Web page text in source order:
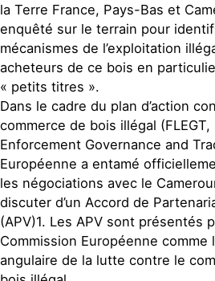
la Terre France, Pays-Bas et
enquêté sur le terrain pour
mécanismes de l’exploitation
acheteurs de ce bois en
« petits titres ».
Dans le cadre du plan d’action
commerce de bois illégal (FLEGT,
Enforcement Governance and
Européenne a entamé
les négociations avec le
discuter d’un Accord de
(APV)1. Les APV sont présentés
Commission Européenne comme
angulaire de la lutte contre le